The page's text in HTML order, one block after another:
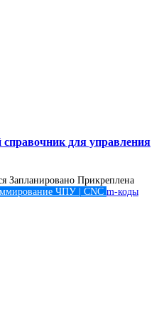
для управления
Запланировано Прикреплена
ЧПУ | CNC m-коды